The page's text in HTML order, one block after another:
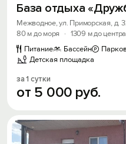
База отдыха
Межводное, ул. Приморская, д.
80 м до моря
· 1309 м до центра
Питание
Бассейн
Детская площадка
за 1 сутки
от 5 000 руб.